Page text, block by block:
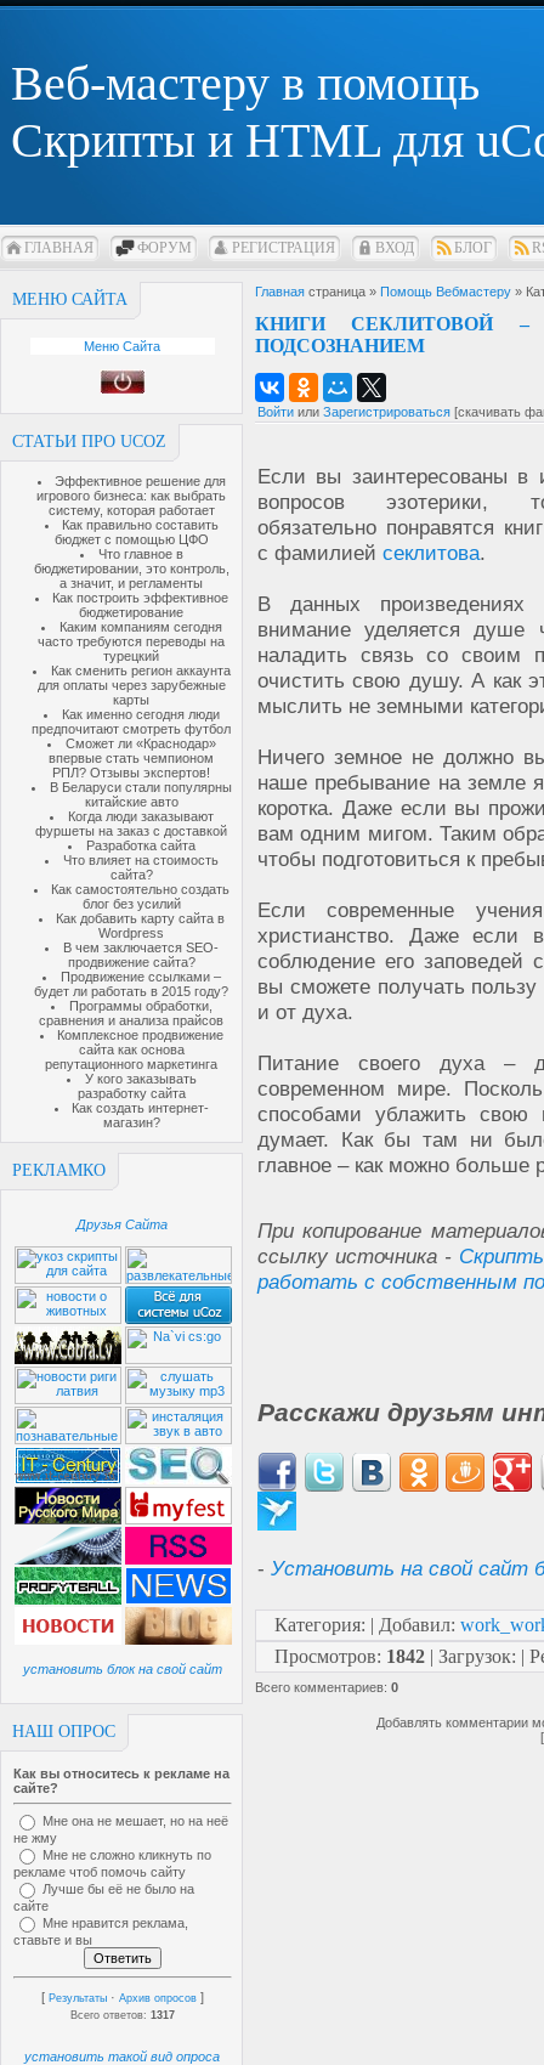
Веб-мастеру в помощь
Скрипты и HTML для
ГЛАВНАЯ ФОРУМ РЕГИСТРАЦИЯ ВХОД БЛОГ
МЕНЮ САЙТА
Меню Сайта
СТАТЬИ ПРО UCOZ
Эффективное решение для
игрового бизнеса: как выбрать
систему, которая работает
Как правильно составить
бюджет с помощью ЦФО
Что главное в
бюджетировании, это контроль,
а значит, и регламенты
Как построить эффективное
бюджетирование
Каким компаниям сегодня
часто требуются переводы на
турецкий
Как сменить регион аккаунта
для оплаты через зарубежные
карты
Как именно сегодня люди
предпочитают смотреть футбол
Сможет ли «Краснодар»
впервые стать чемпионом
РПЛ? Отзывы экспертов!
В Беларуси стали популярны
китайские авто
Когда люди заказывают
фуршеты на заказ с доставкой
Разработка сайта
Что влияет на стоимость
сайта?
Как самостоятельно создать
блог без усилий
Как добавить карту сайта в
Wordpress
В чем заключается SEO-
продвижение сайта?
Продвижение ссылками –
будет ли работать в 2015 году?
Программы обработки,
сравнения и анализа прайсов
Комплексное продвижение
сайта как основа
репутационного маркетинга
У кого заказывать
разработку сайта
Как создать интернет-
магазин?
РЕКЛАМКО
Друзья Сайта
установить блок на свой сайт
НАШ ОПРОС
Как вы относитесь к рекламе на
сайте?
Мне она не мешает, но на неё
не жму
Мне не сложно кликнуть по
рекламе чтоб помочь сайту
Лучше бы её не было на
сайте
Мне нравится реклама,
ставьте и вы
[ Результаты · Архив опросов ]
Всего ответов: 1317
установить такой вид опроса
Главная страница » Помощь Вебмастеру »
КНИГИ СЕКЛИТОВОЙ
ПОДСОЗНАНИЕМ
Войти или Зарегистрироваться [скачивать
Если вы заинтересованы в
вопросов эзотерики,
обязательно понравятся
с фамилией секлитова.
В данных произведениях
внимание уделяется душе
наладить связь со своим
очистить свою душу. А как
мыслить не земными
Ничего земное не должно
наше пребывание на земле
коротка. Даже если вы
вам одним мигом. Таким
чтобы подготовиться к
Если современные
христианство. Даже если
соблюдение его заповедей
вы сможете получать пользу
и от духа.
Питание своего духа –
современном мире.
способами ублажить свою
думает. Как бы там ни
главное – как можно больше
При копирование
ссылку источника -
работать с собственным
Расскажи друзьям
- Установить на свой сайт
Категория: | Добавил:
Просмотров: 1842 | Загрузок: |
Всего комментариев: 0
Добавлять комментарии